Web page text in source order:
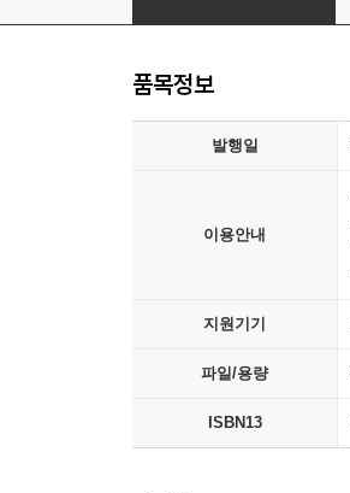
품목정보
발행일
이용안내
지원기기
파일/용량
ISBN13